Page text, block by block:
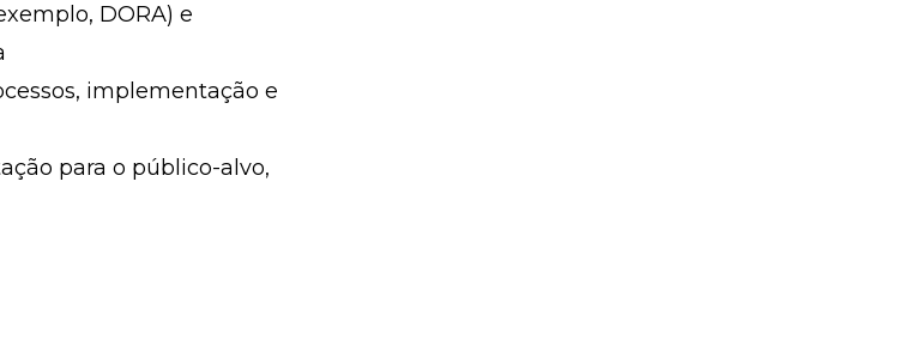
DORA) e
implementação e
para o público-alvo,